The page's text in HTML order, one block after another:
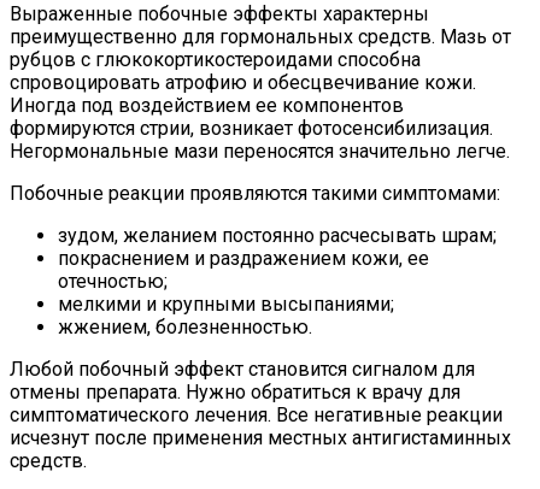
Выраженные побочные эффекты характерны
преимущественно для гормональных средств. Мазь от
рубцов с глюкокортикостероидами способна
спровоцировать атрофию и обесцвечивание кожи.
Иногда под воздействием ее компонентов
формируются стрии, возникает фотосенсибилизация.
Негормональные мази переносятся значительно легче.
Побочные реакции проявляются такими симптомами:
зудом, желанием постоянно расчесывать шрам;
покраснением и раздражением кожи, ее
отечностью;
мелкими и крупными высыпаниями;
жжением, болезненностью.
Любой побочный эффект становится сигналом для
отмены препарата. Нужно обратиться к врачу для
симптоматического лечения. Все негативные реакции
исчезнут после применения местных антигистаминных
средств.